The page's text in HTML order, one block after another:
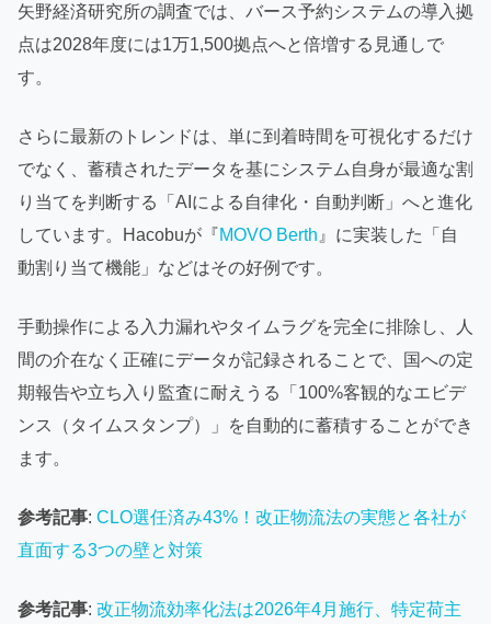
矢野経済研究所の調査では、バース予約システムの導入拠
点は2028年度には1万1,500拠点へと倍増する見通しで
す。
さらに最新のトレンドは、単に到着時間を可視化するだけ
でなく、蓄積されたデータを基にシステム自身が最適な割
り当てを判断する「AIによる自律化・自動判断」へと進化
しています。Hacobuが『MOVO Berth 』に実装した「自
動割り当て機能」などはその好例です。
手動操作による入力漏れやタイムラグを完全に排除し、人
間の介在なく正確にデータが記録されることで、国への定
期報告や立ち入り監査に耐えうる「100%客観的なエビデ
ンス（タイムスタンプ）」を自動的に蓄積することができ
ます。
参考記事: CLO選任済み43%！改正物流法の実態と各社が
直面する3つの壁と対策
参考記事: 改正物流効率化法は2026年4月施行、特定荷主